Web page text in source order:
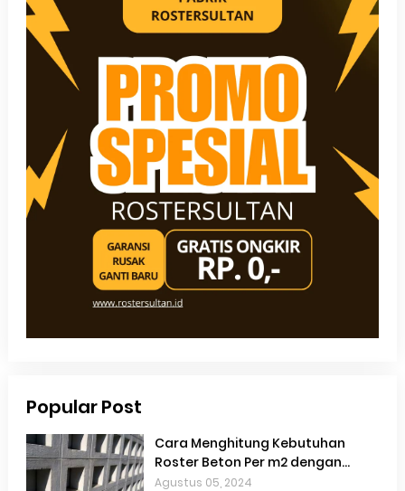
Popular Post
Cara Menghitung Kebutuhan
Roster Beton Per m2 dengan
Akurat
Agustus 05, 2024